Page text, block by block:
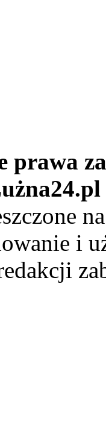
prawa
i